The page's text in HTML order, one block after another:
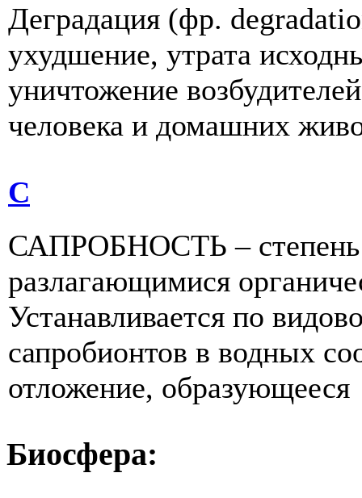
Деградация (фр.
ухудшение, утрата
уничтожение
человека и домашних
С
САПРОБНОСТЬ – степень
разлагающимися
Устанавливается по
сапробионтов в водных
отложение,
Биосфера: